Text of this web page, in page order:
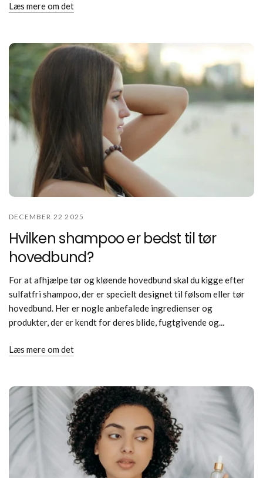
Læs mere om det
DECEMBER 22 2025
Hvilken shampoo er bedst til tør
hovedbund?
For at afhjælpe tør og kløende hovedbund skal du kigge efter
sulfatfri shampoo, der er specielt designet til følsom eller tør
hovedbund. Her er nogle anbefalede ingredienser og
produkter, der er kendt for deres blide, fugtgivende og...
Læs mere om det